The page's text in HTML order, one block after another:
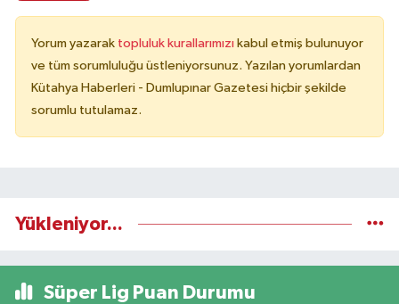
Yorum yazarak topluluk kurallarımızı kabul etmiş bulunuyor
ve tüm sorumluluğu üstleniyorsunuz. Yazılan yorumlardan
Kütahya Haberleri - Dumlupınar Gazetesi hiçbir şekilde
sorumlu tutulamaz.
Yükleniyor...
Süper Lig Puan Durumu